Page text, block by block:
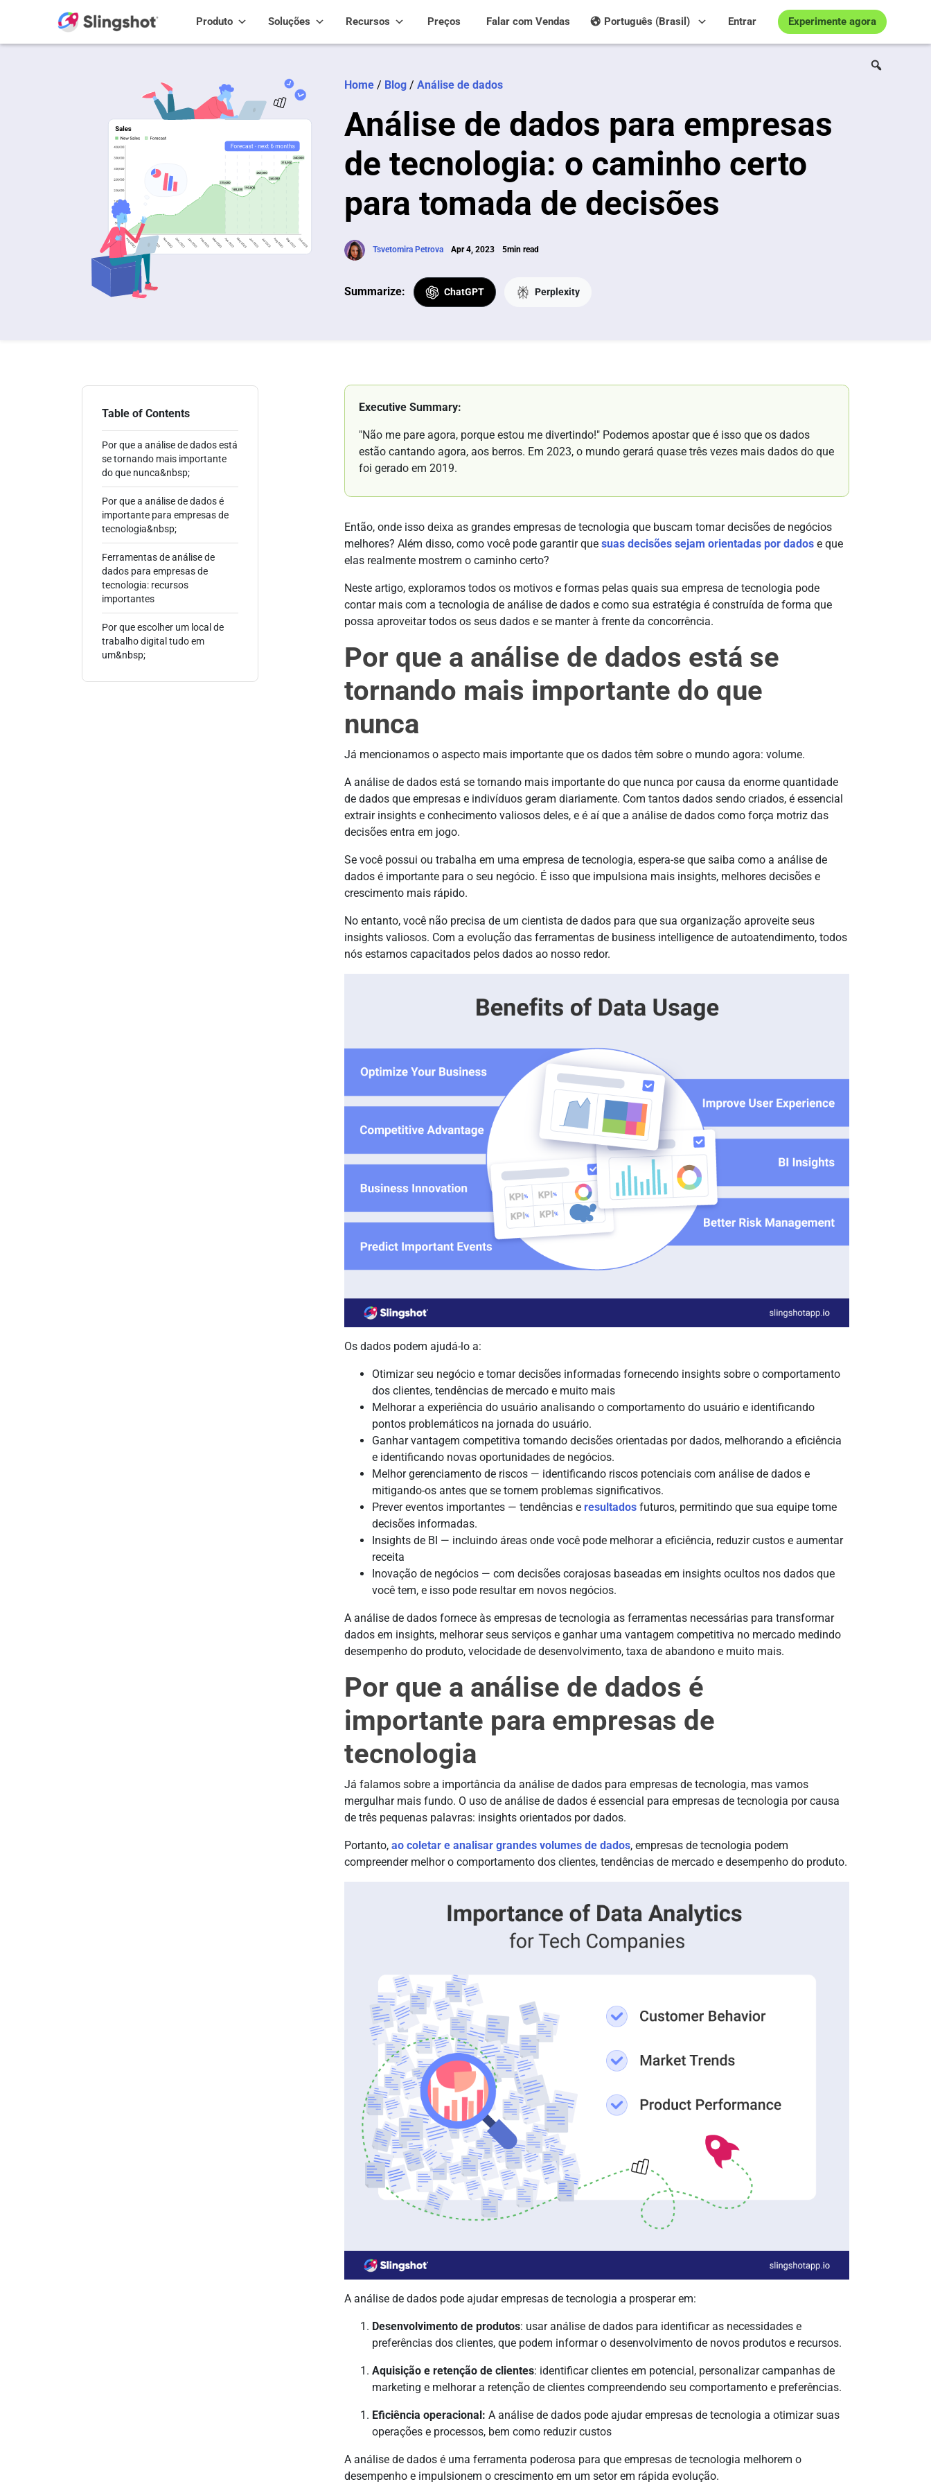
Produto Soluções Recursos Preços Experimente agora
Entrar
Português (Brasil)
Falar com Vendas
Home / Blog / Análise de dados
Análise de dados para empresas
de tecnologia: o caminho certo
para tomada de decisões
Tsvetomira Petrova Apr 4, 2023 5min read
Summarize: ChatGPT Perplexity
Table of Contents
Por que a análise de dados está
se tornando mais importante
do que nunca&nbsp;
Por que a análise de dados é
importante para empresas de
tecnologia&nbsp;
Ferramentas de análise de
dados para empresas de
tecnologia: recursos
importantes
Por que escolher um local de
trabalho digital tudo em
um&nbsp;
Executive Summary:
"Não me pare agora, porque estou me divertindo!" Podemos apostar que é isso que os dados
estão cantando agora, aos berros. Em 2023, o mundo gerará quase três vezes mais dados do que
foi gerado em 2019.
Então, onde isso deixa as grandes empresas de tecnologia que buscam tomar decisões de negócios
melhores? Além disso, como você pode garantir quesuas decisões sejam orientadas por dados e que
elas realmente mostrem o caminho certo?
Neste artigo, exploramos todos os motivos e formas pelas quais sua empresa de tecnologia pode
contar mais com a tecnologia de análise de dados e como sua estratégia é construída de forma que
possa aproveitar todos os seus dados e se manter à frente da concorrência.
Por que a análise de dados está se
tornando mais importante do que
nunca
Já mencionamos o aspecto mais importante que os dados têm sobre o mundo agora: volume.
A análise de dados está se tornando mais importante do que nunca por causa da enorme quantidade
de dados que empresas e indivíduos geram diariamente. Com tantos dados sendo criados, é essencial
extrair insights e conhecimento valiosos deles, e é aí que a análise de dados como força motriz das
decisões entra em jogo.
Se você possui ou trabalha em uma empresa de tecnologia, espera-se que saiba como a análise de
dados é importante para o seu negócio. É isso que impulsiona mais insights, melhores decisões e
crescimento mais rápido.
No entanto, você não precisa de um cientista de dados para que sua organização aproveite seus
insights valiosos. Com a evolução das ferramentas de business intelligence de autoatendimento, todos
nós estamos capacitados pelos dados ao nosso redor.
Os dados podem ajudá-lo a:
Otimizar seu negócio e tomar decisões informadas fornecendo insights sobre o comportamento
dos clientes, tendências de mercado e muito mais
Melhorar a experiência do usuário analisando o comportamento do usuário e identificando
pontos problemáticos na jornada do usuário.
Ganhar vantagem competitiva tomando decisões orientadas por dados, melhorando a eficiência
e identificando novas oportunidades de negócios.
Melhor gerenciamento de riscos — identificando riscos potenciais com análise de dados e
mitigando-os antes que se tornem problemas significativos.
Prever eventos importantes — tendências eresultados futuros, permitindo que sua equipe tome
decisões informadas.
Insights de BI — incluindo áreas onde você pode melhorar a eficiência, reduzir custos e aumentar
receita
Inovação de negócios — com decisões corajosas baseadas em insights ocultos nos dados que
você tem, e isso pode resultar em novos negócios.
A análise de dados fornece às empresas de tecnologia as ferramentas necessárias para transformar
dados em insights, melhorar seus serviços e ganhar uma vantagem competitiva no mercado medindo
desempenho do produto, velocidade de desenvolvimento, taxa de abandono e muito mais.
Por que a análise de dados é
importante para empresas de
tecnologia
Já falamos sobre a importância da análise de dados para empresas de tecnologia, mas vamos
mergulhar mais fundo. O uso de análise de dados é essencial para empresas de tecnologia por causa
de três pequenas palavras: insights orientados por dados.
Portanto,ao coletar e analisar grandes volumes de dados, empresas de tecnologia podem
compreender melhor o comportamento dos clientes, tendências de mercado e desempenho do produto.
A análise de dados pode ajudar empresas de tecnologia a prosperar em:
Desenvolvimento de produtos: usar análise de dados para identificar as necessidades e
preferências dos clientes, que podem informar o desenvolvimento de novos produtos e recursos.
Aquisição e retenção de clientes: identificar clientes em potencial, personalizar campanhas de
marketing e melhorar a retenção de clientes compreendendo seu comportamento e preferências.
Eficiência operacional:A análise de dados pode ajudar empresas de tecnologia a otimizar suas
operações e processos, bem como reduzir custos
A análise de dados é uma ferramenta poderosa para que empresas de tecnologia melhorem o
desempenho e impulsionem o crescimento em um setor em rápida evolução.